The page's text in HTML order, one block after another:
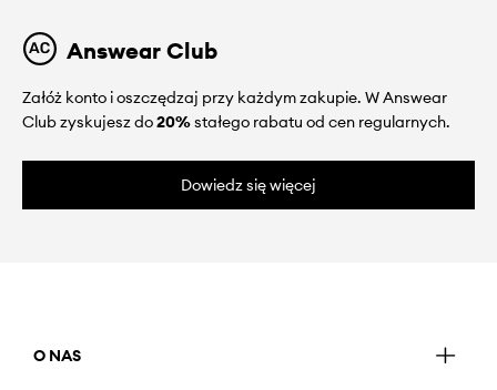
Answear Club
Załóż konto i oszczędzaj przy każdym zakupie. W Answear
Club zyskujesz do20%stałego rabatu od cen regularnych.
Dowiedz się więcej
O NAS